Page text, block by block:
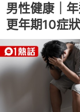
男性健康｜
更年期10症